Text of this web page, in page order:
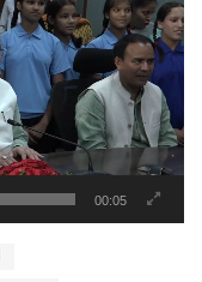
00:05